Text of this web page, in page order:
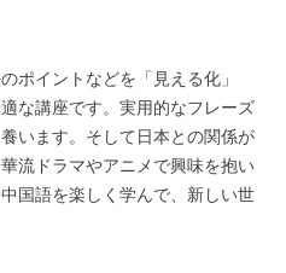
ポイントなどを「見える化」
な講座です。実用的なフレーズ
います。そして日本との関係が
流ドラマやアニメで興味を抱い
国語を楽しく学んで、新しい世